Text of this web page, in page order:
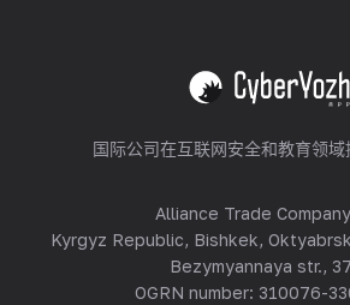
查看全部
国际公司在互联网安全和教育领
Alliance Trade
Kyrgyz Republic, Bishkek,
Bezymyannaya str.,
OGRN number: 310076-